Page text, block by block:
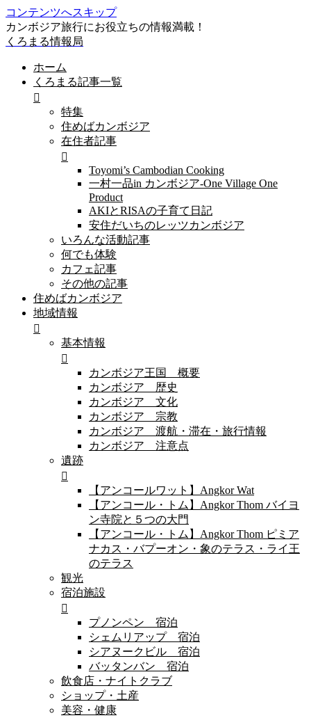
コンテンツへスキップ
カンボジア旅行にお役立ちの情報満載！
くろまる情報局
ホーム
くろまる記事一覧
特集
住めばカンボジア
在住者記事
Toyomi’s Cambodian Cooking
一村一品in カンボジア-One Village One
Product
AKIとRISAの子育て日記
安住だいちのレッツカンボジア
いろんな活動記事
何でも体験
カフェ記事
その他の記事
住めばカンボジア
地域情報
基本情報
カンボジア王国 概要
カンボジア 歴史
カンボジア 文化
カンボジア 宗教
カンボジア 渡航・滞在・旅行情報
カンボジア 注意点
遺跡
【アンコールワット】Angkor Wat
【アンコール・トム】Angkor Thom バイヨ
ン寺院と５つの大門
【アンコール・トム】Angkor Thom ピミア
ナカス・バプーオン・象のテラス・ライ王
のテラス
観光
宿泊施設
プノンペン 宿泊
シェムリアップ 宿泊
シアヌークビル 宿泊
バッタンバン 宿泊
飲食店・ナイトクラブ
ショップ・土産
美容・健康